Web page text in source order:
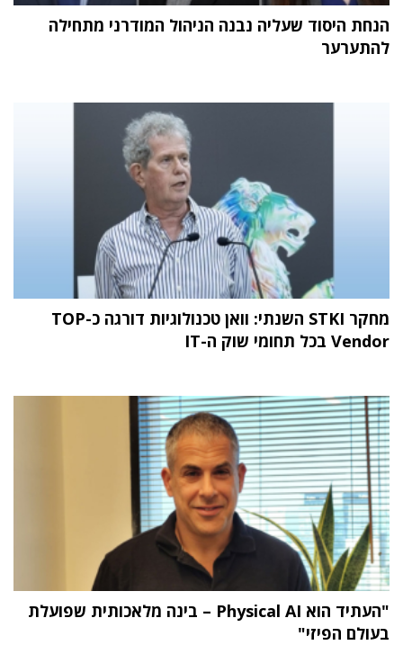
הנחת היסוד שעליה נבנה הניהול המודרני מתחילה
להתערער
מחקר STKI השנתי: וואן טכנולוגיות דורגה כ-TOP
Vendor בכל תחומי שוק ה-IT
"העתיד הוא Physical AI – בינה מלאכותית שפועלת
בעולם הפיזי"